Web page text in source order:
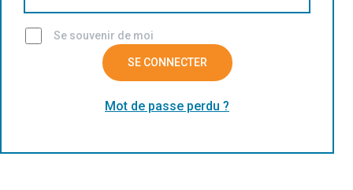
Se souvenir de moi
SE CONNECTER
Mot de passe perdu ?